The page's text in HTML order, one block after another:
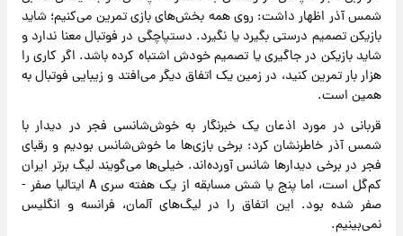
شمس آذر اظهار داشت: روی همه بخش‌های بازی تمرین می‌کنیم؛ شاید
بازیکن تصمیم درستی بگیرد یا نگیرد. دستپاچگی در فوتبال معنا ندارد و
شاید بازیکن در جاگیری یا تصمیم خودش اشتباه کرده باشد. اگر کاری را
هزار بار تمرین کنید، در زمین یک اتفاق دیگر می‌افتد و زیبایی فوتبال به
همین است.
قربانی در مورد اذعان یک خبرنگار به خوش‌شانسی فجر در دیدار با
شمس آذر خاطرنشان کرد: برخی بازی‌ها ما خوش‌شانس بودیم و رقبای
فجر در برخی دیدارها شانس آورده‌اند. خیلی‌ها می‌گویند لیگ برتر ایران
کم‌گل است، اما پنج یا شش مسابقه از یک هفته سری A ایتالیا صفر -
صفر شده بود. این اتفاق را در لیگ‌های آلمان، فرانسه و انگلیس
نمی‌بینیم.